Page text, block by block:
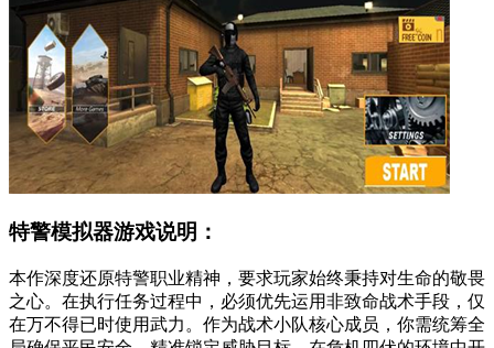
特警模拟器游戏说明：
本作深度还原特警职业精神，要求玩家始终秉持对生命的敬畏
之心。在执行任务过程中，必须优先运用非致命战术手段，仅
在万不得已时使用武力。作为战术小队核心成员，你需统筹全